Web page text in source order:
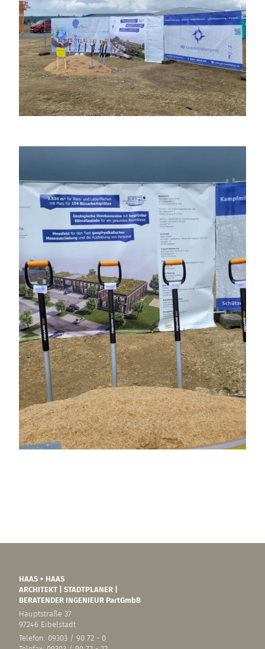
HAAS + HAAS
ARCHITEKT | STADTPLANER |
BERATENDER INGENIEUR PartGmbB
Hauptstraße 37
97246 Eibelstadt
Telefon: 09303 / 90 72 - 0